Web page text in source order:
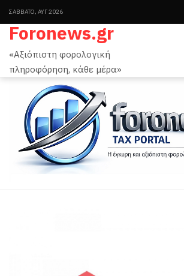
ΣΆΒΒΑΤΟ, ΑΥΓ 2026
Foronews.gr
«Αξιόπιστη φορολογική
πληροφόρηση, κάθε μέρα»